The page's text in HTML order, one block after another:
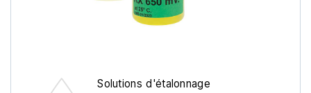
Solutions d'étalonnage